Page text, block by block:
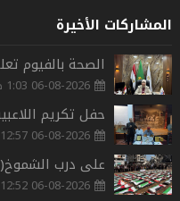
المشاركات الأخيرة
06-08-2026 1:03 ص
06-08-2026 12:57 ص
على درب الشموخ(١٧) أوقفوا المجازر..حالنا انقلب
06-08-2026 12:52 ص